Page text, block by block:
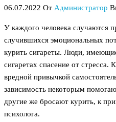
06.07.2022 От Администратор
У каждого человека случаются
случившихся эмоциональных
курить сигареты. Люди,
сигаретах спасение от стресса.
вредной привычкой
зависимость некоторым
другие же бросают курить, к
психолога.